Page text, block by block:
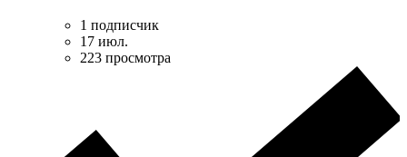
1 подписчик
17 июл.
223 просмотра